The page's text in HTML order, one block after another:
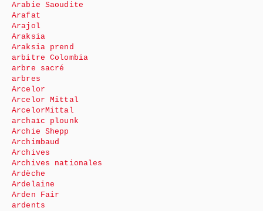
Arabie Saoudite
Arafat
Arajol
Araksia
Araksia prend
arbitre Colombia
arbre sacré
arbres
Arcelor
Arcelor Mittal
ArcelorMittal
archaïc plounk
Archie Shepp
Archimbaud
Archives
Archives nationales
Ardèche
Ardelaine
Arden Fair
ardents